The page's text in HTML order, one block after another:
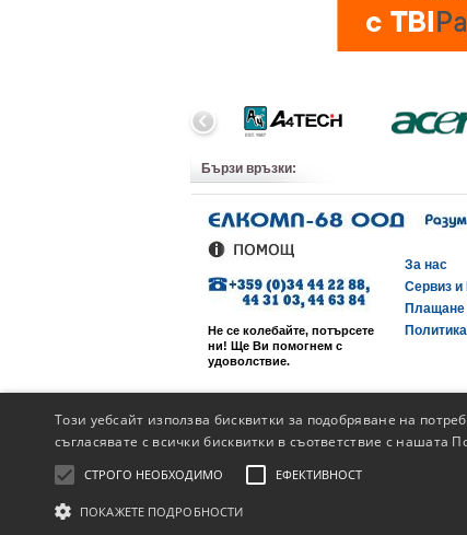
Бързи връзки:
Не се колебайте, потърсете
ни! Ще Ви помогнем с
удоволствие.
За нас
Сервиз и
Плащане
Този уебсайт използва бисквитки за подобряване на
съгласявате с всички бисквитки в съответствие с нашата
СТРОГО НЕОБХОДИМО ЕФЕКТИВНОСТ
ПОКАЖЕТЕ ПОДРОБНОСТИ